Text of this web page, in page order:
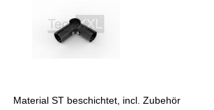
Material ST beschichtet, incl. Zubehör